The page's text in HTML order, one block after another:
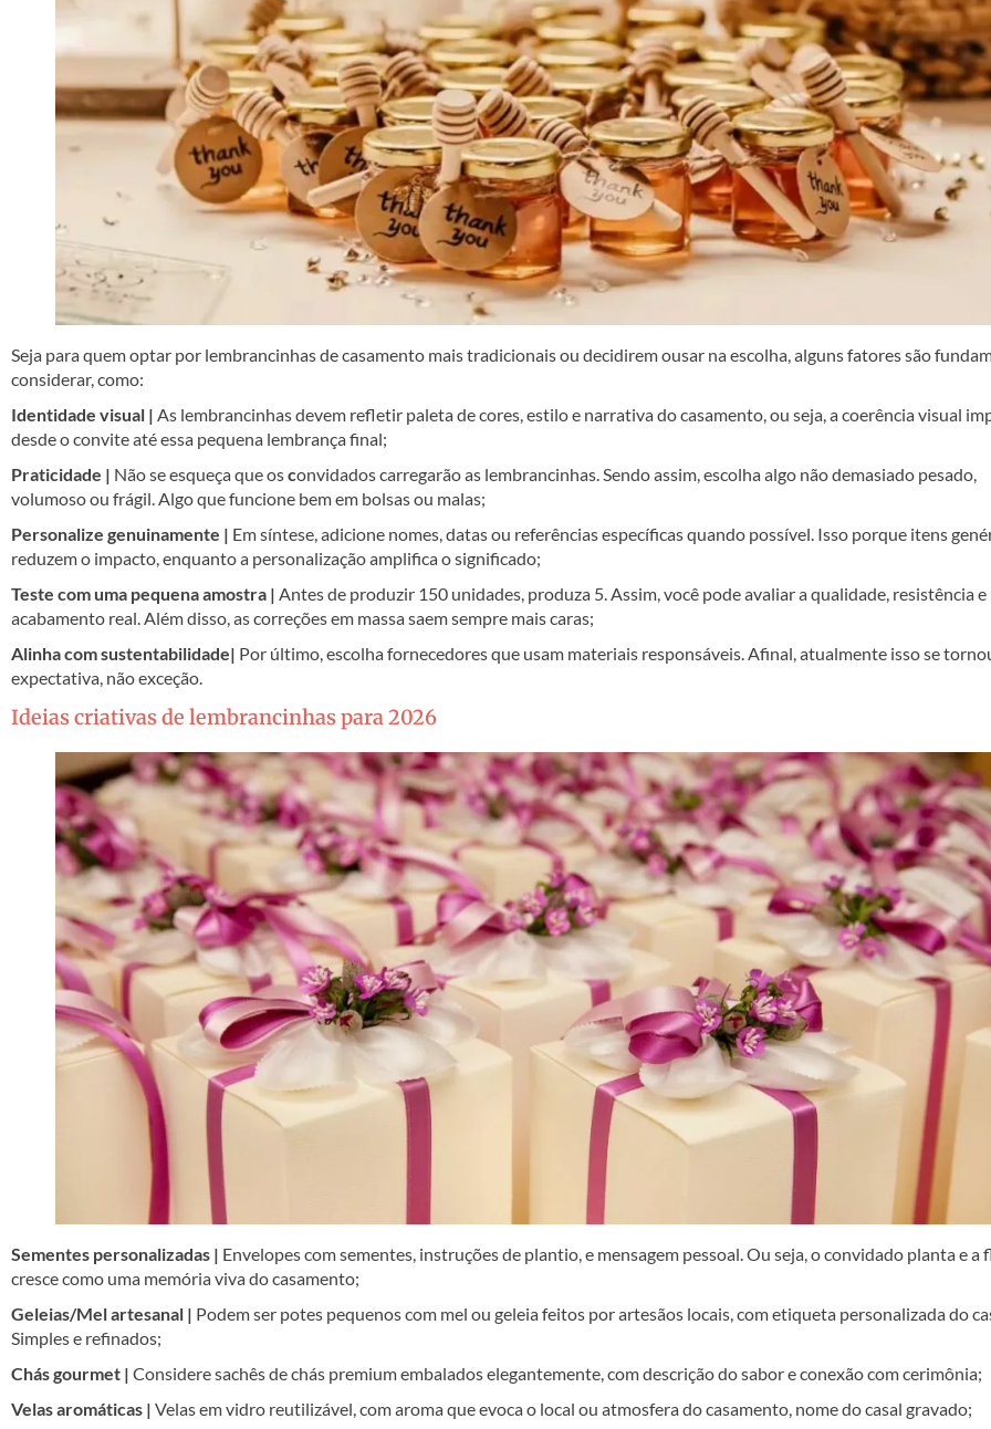
Seja para quem optar por lembrancinhas de casamento mais tradicionais ou decidirem ousar na escolha, alguns fatores são
considerar, como:
Identidade visual | As lembrancinhas devem refletir paleta de cores, estilo e narrativa do casamento, ou seja, a coerência visual
desde o convite até essa pequena lembrança final;
Praticidade | Não se esqueça que osconvidados carregarão as lembrancinhas. Sendo assim, escolha algo não demasiado pesado,
volumoso ou frágil. Algo que funcione bem em bolsas ou malas;
Personalize genuinamente | Em síntese, adicione nomes, datas ou referências específicas quando possível. Isso porque itens
reduzem o impacto, enquanto a personalização amplifica o significado;
Teste com uma pequena amostra | Antes de produzir 150 unidades, produza 5. Assim, você pode avaliar a qualidade, resistência e
acabamento real. Além disso, as correções em massa saem sempre mais caras;
Alinha com sustentabilidade| Por último, escolha fornecedores que usam materiais responsáveis. Afinal, atualmente isso se
expectativa, não exceção.
Ideias criativas de lembrancinhas para 2026
Sementes personalizadas | Envelopes com sementes, instruções de plantio, e mensagem pessoal. Ou seja, o convidado planta e a
cresce como uma memória viva do casamento;
Geleias/Mel artesanal | Podem ser potes pequenos com mel ou geleia feitos por artesãos locais, com etiqueta personalizada do
Simples e refinados;
Chás gourmet | Considere sachês de chás premium embalados elegantemente, com descrição do sabor e conexão com cerimônia;
Velas aromáticas | Velas em vidro reutilizável, com aroma que evoca o local ou atmosfera do casamento, nome do casal gravado;